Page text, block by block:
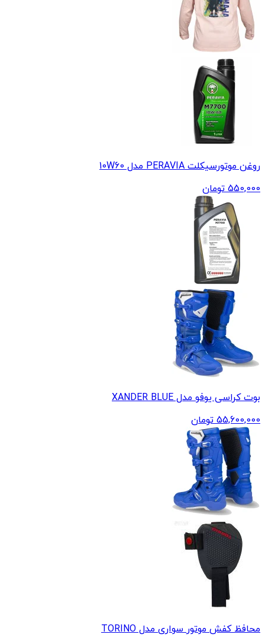
روغن موتورسیکلت PERAVIA مدل 10W60
550,000 تومان
بوت کراسی یوفو مدل XANDER BLUE
55,600,000 تومان
محافظ کفش موتور سواری مدل TORINO